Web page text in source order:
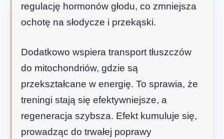
regulację hormonów głodu, co zmniejsza
ochotę na słodycze i przekąski.
Dodatkowo wspiera transport tłuszczów
do mitochondriów, gdzie są
przekształcane w energię. To sprawia, że
treningi stają się efektywniejsze, a
regeneracja szybsza. Efekt kumuluje się,
prowadząc do trwałej poprawy